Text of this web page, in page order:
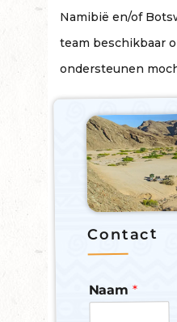
Namibië en/of
team beschikbaar
ondersteunen
Contact
Naam*